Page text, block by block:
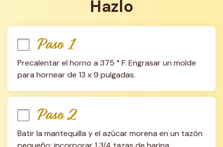
Hazlo
Paso 1
Precalentar el horno a 375 ° F. Engrasar un molde
para hornear de 13 x 9 pulgadas.
Paso 2
Batir la mantequilla y el azúcar morena en un tazón